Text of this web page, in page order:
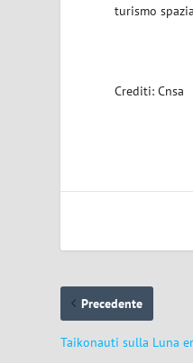
turismo
Crediti: Cnsa
Precedente
Taikonauti sulla Luna